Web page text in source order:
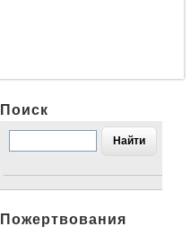
Поиск
Пожертвования